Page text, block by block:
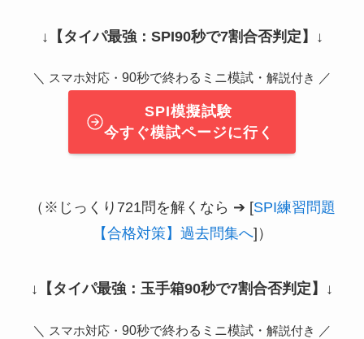
↓ 【タイパ最強：SPI90秒で7割合否判定】 ↓
＼ スマホ対応・ 90秒で終わるミニ模試・ 解説付き ／
SPI模擬試験
今すぐ模試ページに行く
（※じっくり721問を解くなら ➔ [SPI練習問題
【合格対策】過去問集へ]）
↓ 【タイパ最強：玉手箱90秒で7割合否判定】 ↓
＼ スマホ対応・ 90秒で終わるミニ模試・ 解説付き ／